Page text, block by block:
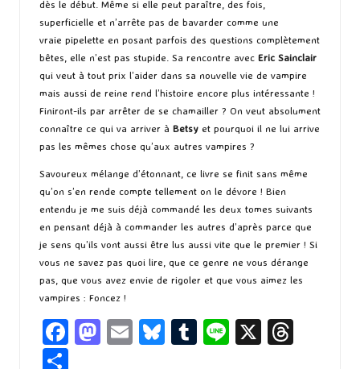
dès le début. Même si elle peut paraître, des fois,
superficielle et n’arrête pas de bavarder comme une
vraie pipelette en posant parfois des questions complètement
bêtes, elle n’est pas stupide. Sa rencontre avec Eric Sainclair
qui veut à tout prix l’aider dans sa nouvelle vie de vampire
mais aussi de reine rend l’histoire encore plus intéressante !
Finiront-ils par arrêter de se chamailler ? On veut absolument
connaître ce qui va arriver à Betsy et pourquoi il ne lui arrive
pas les mêmes chose qu’aux autres vampires ?
Savoureux mélange d’étonnant, ce livre se finit sans même
qu’on s’en rende compte tellement on le dévore ! Bien
entendu je me suis déjà commandé les deux tomes suivants
en pensant déjà à commander les autres d’après parce que
je sens qu’ils vont aussi être lus aussi vite que le premier ! Si
vous ne savez pas quoi lire, que ce genre ne vous dérange
pas, que vous avez envie de rigoler et que vous aimez les
vampires : Foncez !
Fa M E
Bl T
Li X